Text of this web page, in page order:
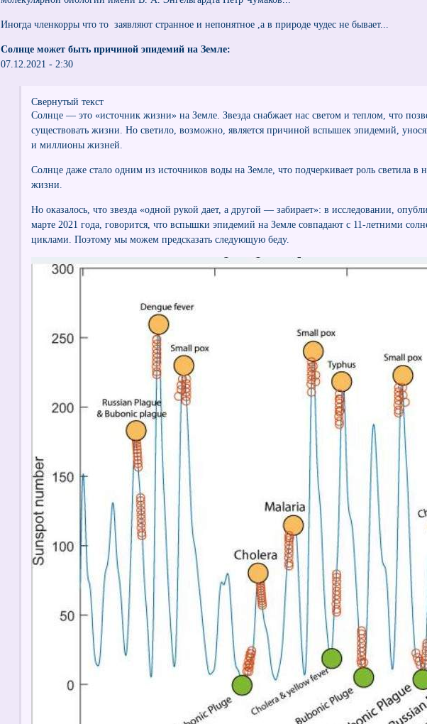
Иногда членкорры что то заявляют странное и непонятное ,а в природе чудес не бывает...
Солнце может быть причиной эпидемий на Земле:
07.12.2021 - 2:30
Свернутый текст
Солнце — это «источник жизни» на Земле. Звезда снабжает нас светом и теплом, что
существовать жизни. Но светило, возможно, является причиной вспышек эпидемий,
и миллионы жизней.
Солнце даже стало одним из источников воды на Земле, что подчеркивает роль светила в
жизни.
Но оказалось, что звезда «одной рукой дает, а другой — забирает»: в исследовании,
марте 2021 года, говорится, что вспышки эпидемий на Земле совпадают с 11-летними
циклами. Поэтому мы можем предсказать следующую беду.